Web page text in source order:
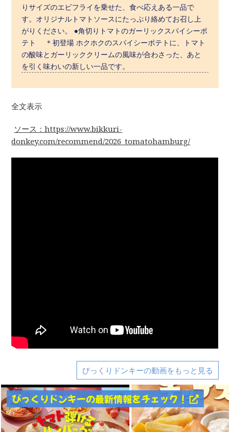
りサイズのエビフライを乗せた、食べ応えある一品で
す。オリジナルトマトソースにたっぷり絡めてお召し上
がりください。 ●角切りトマトのガーリックスパイシーポ
テト ＊初登場 ホクホクのスパイシーポテトに、トマト
の酸味とガーリッククリームの風味が合わさった、あと
を引く味わいの新しい一品です。
全文表示
ソース：https://www.bikkuri-
donkey.com/recommend/2026_tomatohamburg/
びっくりドンキーの動画をもっと見る
びっくりドンキーの最新情報をチェック！